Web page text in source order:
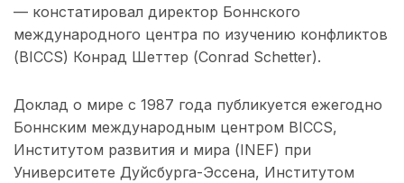
— констатировал директор Боннского
международного центра по изучению конфликтов
(BICCS) Конрад Шеттер (Conrad Schetter).
Доклад о мире с 1987 года публикуется ежегодно
Боннским международным центром BICCS,
Институтом развития и мира (INEF) при
Университете Дуйсбурга-Эссена, Институтом